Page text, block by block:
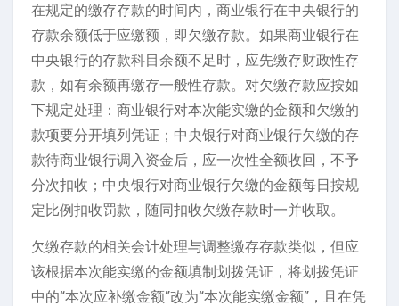
在规定的缴存存款的时间内，商业银行在中央银行的
存款余额低于应缴额，即欠缴存款。如果商业银行在
中央银行的存款科目余额不足时，应先缴存财政性存
款，如有余额再缴存一般性存款。对欠缴存款应按如
下规定处理：商业银行对本次能实缴的金额和欠缴的
款项要分开填列凭证；中央银行对商业银行欠缴的存
款待商业银行调入资金后，应一次性全额收回，不予
分次扣收；中央银行对商业银行欠缴的金额每日按规
定比例扣收罚款，随同扣收欠缴存款时一并收取。
欠缴存款的相关会计处理与调整缴存存款类似，但应
该根据本次能实缴的金额填制划拨凭证，将划拨凭证
中的“本次应补缴金额”改为“本次能实缴金额”，且在凭